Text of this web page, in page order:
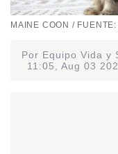
MAINE COON /
Por Equipo Vida y
11:05, Aug 03